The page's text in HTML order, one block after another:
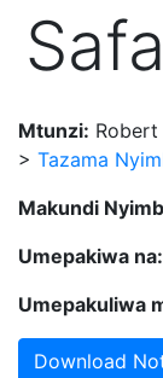
Mtunzi: Robert
> Tazama
Makundi
Umepakiwa na:
Umepakuliwa
Download